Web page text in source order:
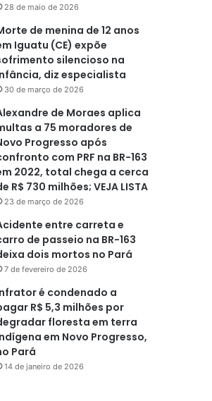
28 de maio de 2026
de menina de 12 anos
Iguatu (CE) expõe
silencioso na
diz especialista
30 de março de 2026
de Moraes aplica
a 75 moradores de
Progresso após
com PRF na BR-163
2022, total chega a cerca
R$ 730 milhões; VEJA LISTA
23 de março de 2026
entre carreta e
de passeio na BR-163
dois mortos no Pará
7 de fevereiro de 2026
é condenado a
R$ 5,3 milhões por
floresta em terra
em Novo Progresso,
Pará
14 de janeiro de 2026